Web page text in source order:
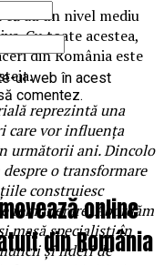
au un nivel mediu
Cu toate acestea,
din România este
reprezintă una
care vor influența
următorii ani. Dincolo
o transformare
construiesc
remunerare. Abordăm
masă specialiști în
și lideri de
ul web în acest
comentez.
online
din România